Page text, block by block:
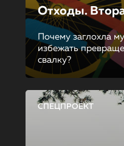
Отходы.
Почему заглохла
избежать
свалку?
СПЕЦПРОЕКТ